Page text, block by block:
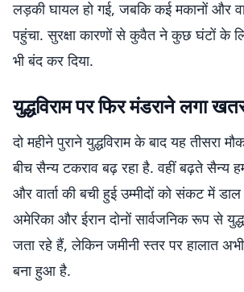
लड़की घायल हो गई, जबकि कई मकानों और
पहुंचा. सुरक्षा कारणों से कुवैत ने कुछ घंटों के
भी बंद कर दिया.
युद्धविराम पर फिर मंडराने लगा
दो महीने पुराने युद्धविराम के बाद यह तीसरा
बीच सैन्य टकराव बढ़ रहा है. वहीं बढ़ते सैन्य
और वार्ता की बची हुई उम्मीदों को संकट में डाल
अमेरिका और ईरान दोनों सार्वजनिक रूप से
जता रहे हैं, लेकिन जमीनी स्तर पर हालात अभी
बना हुआ है.